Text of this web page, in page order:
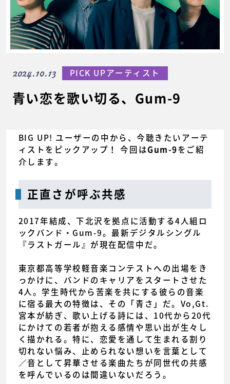
青い恋を歌い切る、Gum-9
2024.10.13 PICK UPアーティスト
BIG UP! ユーザーの中から、今聴きたいアーテ
ィストをピックアップ！ 今回はGum-9をご紹
介します。
正直さが呼ぶ共感
2017年結成、下北沢を拠点に活動する4人組ロ
ックバンド・Gum-9。最新デジタルシングル
『ラストガール』が現在配信中だ。
東京都高等学校軽音楽コンテストへの出場をき
っかけに、バンドのキャリアをスタートさせた
4人。学生時代から苦楽を共にする彼らの音楽
に宿る最大の特徴は、その「青さ」だ。Vo,Gt.
宮本が紡ぎ、歌い上げる詩には、10代から20代
にかけての若者が抱える感情や思い出が生々し
く描かれる。特に、恋愛を通して生まれる割り
切れない悩み、止められない想いを言葉として
／音として昇華させる楽曲たちが同世代の共感
を呼んでいるのは間違いないだろう。